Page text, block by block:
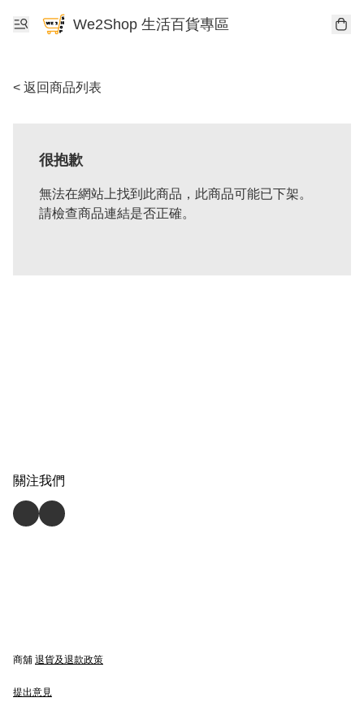
We2Shop 生活百貨專區
< 返回商品列表
很抱歉
無法在網站上找到此商品，此商品可能已下架。
請檢查商品連結是否正確。
關注我們
商舖 退貨及退款政策
提出意見